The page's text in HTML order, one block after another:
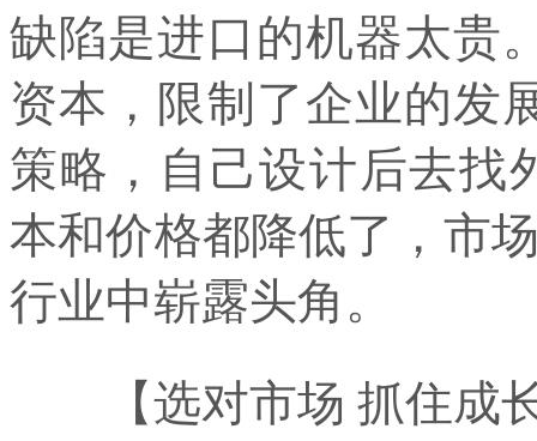
缺陷是进口的机器太贵
资本，限制了企业的发
策略，自己设计后去找
本和价格都降低了，市
行业中崭露头角。
【选对市场 抓住成